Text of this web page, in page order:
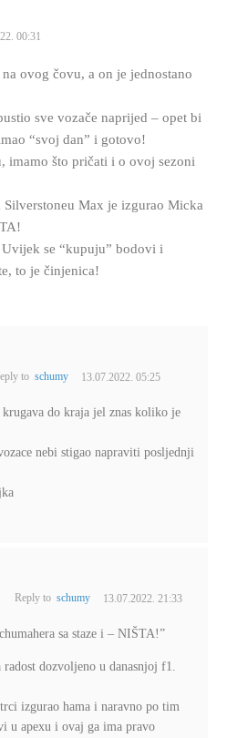
00:31
ovog čovu, a on je jednostano
sve vozače naprijed – opet bi
“svoj dan” i gotovo!
imamo što pričati i o ovoj sezoni
Max je izgurao Micka
se “kupuju” bodovi i
to je činjenica!
to schumy 13.07.2022. 05:25
do kraja jel znas koliko je
nebi stigao napraviti posljednji
Reply toschumy 13.07.2022. 21:33
sa staze i – NIŠTA!”
dozvoljeno u danasnjoj f1.
izgurao hama i naravno po tim
u apexu i ovaj ga ima pravo